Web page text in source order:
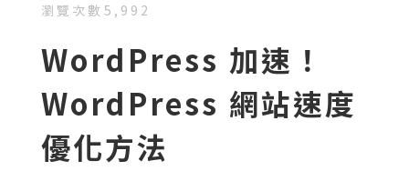
瀏覽次數 5,992
WordPress 加速！
WordPress 網站速度
優化方法